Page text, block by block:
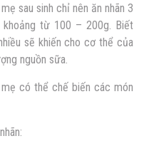
sau sinh chỉ nên ăn nhãn 3
khoảng từ 100 – 200g. Biết
sẽ khiến cho cơ thể của
nguồn sữa.
có thể chế biến các món